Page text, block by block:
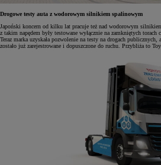
Drogowe testy auta z wodorowym silnikiem spalinowym
Japoński koncern od kilku lat pracuje też nad wodorowym
z takim napędem były testowane wyłącznie na zamkniętych torach
Teraz marka uzyskała pozwolenie na testy na drogach
zostało już zarejestrowane i dopuszczone do ruchu. Przybliża to